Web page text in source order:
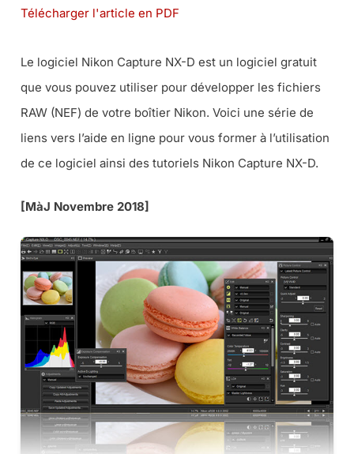
Télécharger l'article en PDF
Le logiciel Nikon Capture NX-D est un logiciel gratuit
que vous pouvez utiliser pour développer les fichiers
RAW (NEF) de votre boîtier Nikon. Voici une série de
liens vers l’aide en ligne pour vous former à l’utilisation
de ce logiciel ainsi des tutoriels Nikon Capture NX-D.
[MàJ Novembre 2018]